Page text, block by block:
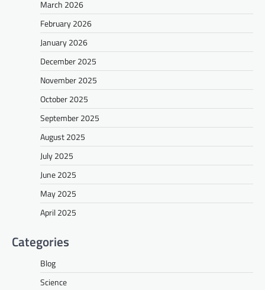
March 2026
February 2026
January 2026
December 2025
November 2025
October 2025
September 2025
August 2025
July 2025
June 2025
May 2025
April 2025
Categories
Blog
Science